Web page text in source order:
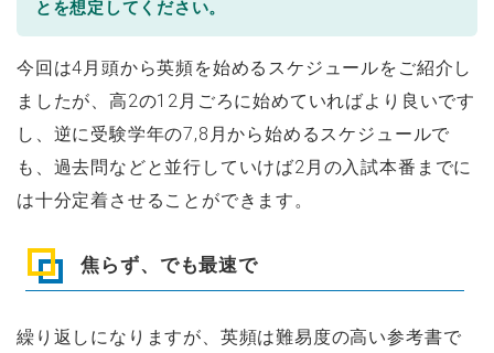
とを想定してください。
今回は4月頭から英頻を始めるスケジュールをご紹介し
ましたが、高2の12月ごろに始めていればより良いです
し、逆に受験学年の7,8月から始めるスケジュールで
も、過去問などと並行していけば2月の入試本番までに
は十分定着させることができます。
焦らず、でも最速で
繰り返しになりますが、英頻は難易度の高い参考書で